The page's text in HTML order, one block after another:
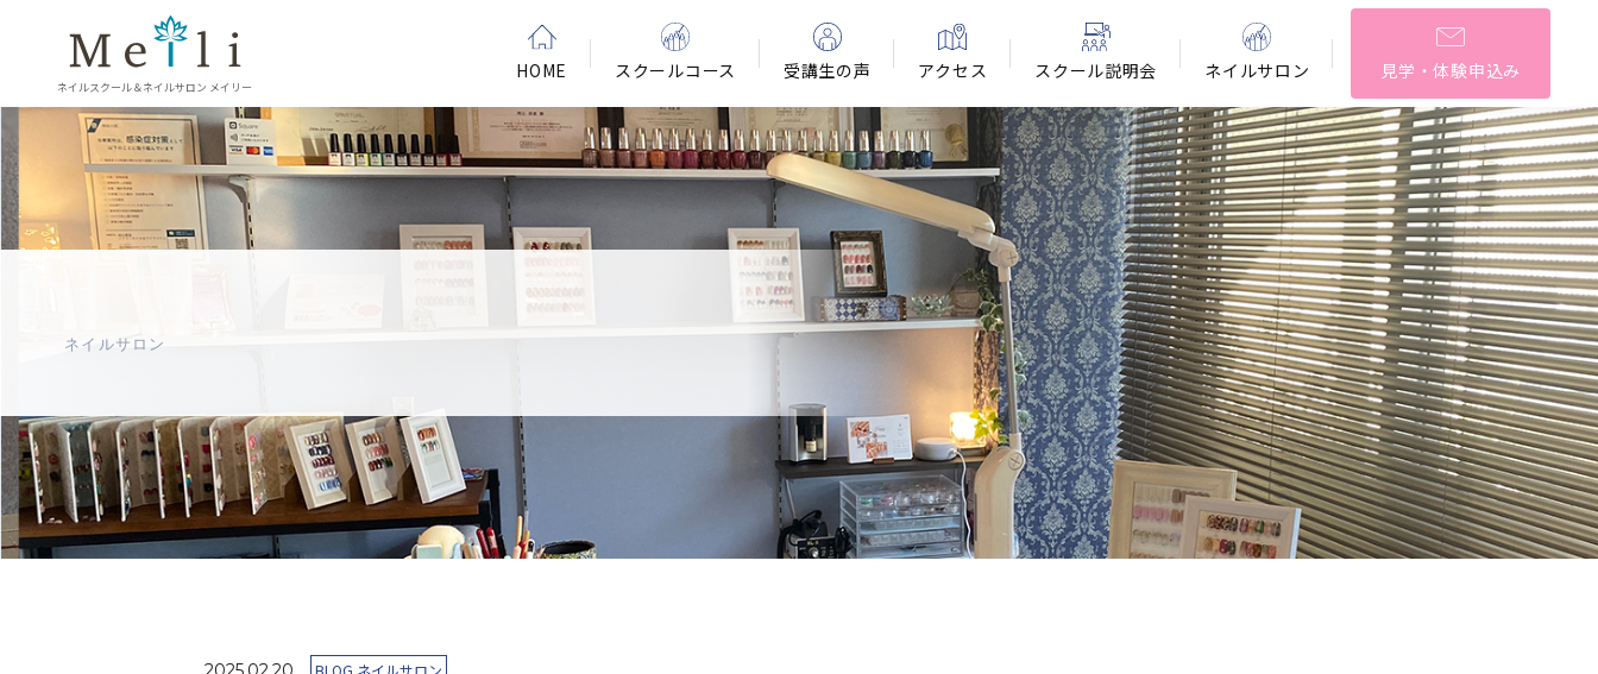
ネイルスクール＆ネイルサロン メイリー
HOME スクールコース 受講生の声 アクセス スクール説明会 ネイルサロン 見学・体験申込み
ネイルサロン
BLOG ネイルサロン